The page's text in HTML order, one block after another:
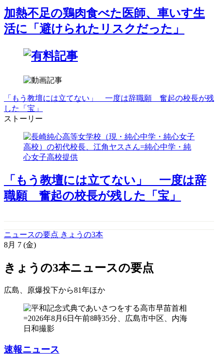
加熱不足の鶏肉食べた医師、車いす生
活に「避けられたリスクだった」
「もう教壇には立てない」 一度は辞職願 奮起の校長が残
した「宝」
ストーリー
「もう教壇には立てない」 一度は辞
職願 奮起の校長が残した「宝」
ニュースの要点 きょうの3本
8月 7 (金)
きょうの3本ニュースの要点
広島、原爆投下から81年ほか
速報ニュース